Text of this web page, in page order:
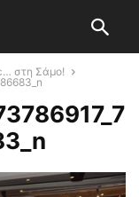
στη Σάμο!